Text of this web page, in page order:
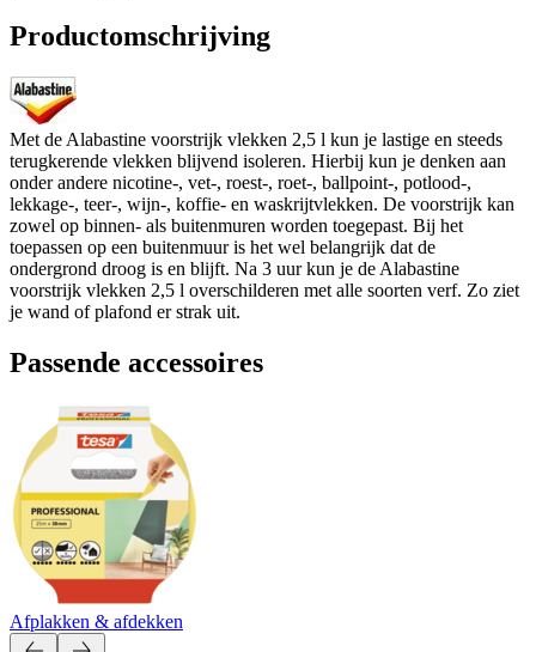
Productomschrijving
Met de Alabastine voorstrijk vlekken 2,5 l kun je lastige en steeds
terugkerende vlekken blijvend isoleren. Hierbij kun je denken aan
onder andere nicotine-, vet-, roest-, roet-, ballpoint-, potlood-,
lekkage-, teer-, wijn-, koffie- en waskrijtvlekken. De voorstrijk kan
zowel op binnen- als buitenmuren worden toegepast. Bij het
toepassen op een buitenmuur is het wel belangrijk dat de
ondergrond droog is en blijft. Na 3 uur kun je de Alabastine
voorstrijk vlekken 2,5 l overschilderen met alle soorten verf. Zo ziet
je wand of plafond er strak uit.
Passende accessoires
Afplakken & afdekken